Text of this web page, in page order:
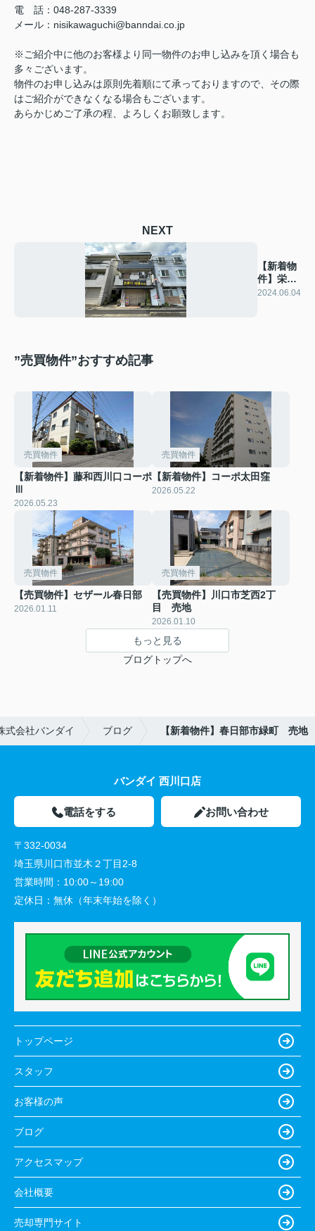
電 話：048-287-3339
メール ： nisikawaguchi@banndai.co.jp
※ご紹介中に他のお客様より同一物件のお申し込みを頂く場合も
多々ございます。
物件のお申し込みは原則先着順にて承っておりますので、その際
はご紹介ができなくなる場合もございます。
あらかじめご了承の程、よろしくお願致します。
NEXT
【新着物
件】栄マ
ンション
2024.06.04
”売買物件”おすすめ記事
売買物件
【新着物件】藤和西川口コーポ
Ⅲ
2026.05.23
売買物件
【新着物件】コーポ太田窪
2026.05.22
売買物件
【売買物件】セザール春日部
2026.01.11
売買物件
【売買物件】川口市芝西2丁
目 売地
2026.01.10
もっと見る
ブログトップへ
式会社バンダイ ブログ 【新着物件】春日部市緑町 売地
バンダイ 西川口店
電話をする お問い合わせ
〒332-0034
埼玉県川口市並木２丁目2-8
営業時間： 10:00～19:00
定休日： 無休（年末年始を除く）
トップページ
スタッフ
お客様の声
ブログ
アクセスマップ
会社概要
売却専門サイト